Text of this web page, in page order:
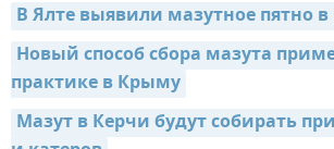
В Ялте выявили мазутное пятно
Новый способ сбора мазута
практике в Крыму
Мазут в Керчи будут собирать